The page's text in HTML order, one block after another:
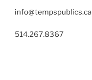
info@tempspublics.ca
514.267.8367